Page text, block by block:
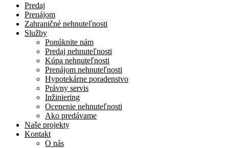
Predaj
Prenájom
Zahraničné nehnuteľnosti
Služby
Ponúknite nám
Predaj nehnuteľnosti
Kúpa nehnuteľnosti
Prenájom nehnuteľnosti
Hypotekárne poradenstvo
Právny servis
Inžiniering
Ocenenie nehnuteľnosti
Ako predávame
Naše projekty
Kontakt
O nás